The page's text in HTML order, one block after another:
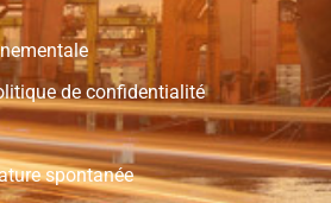
de confidentialité
spontanée